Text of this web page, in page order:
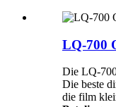
LQ-700
Die LQ-
Die beste
die film